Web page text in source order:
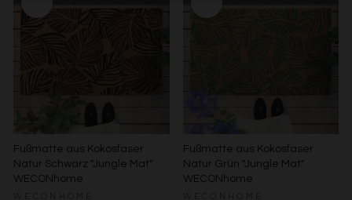
Fußmatte aus Kokosfaser
Natur Schwarz "Jungle Mat"
WECONhome
Fußmatte aus Kokosfaser
Natur Grün "Jungle Mat"
WECONhome
Sie jederzeit widerrufen, indem Sie auf den
Verwendung reduzierter Daten zur Auswahl von
Werbeanzeigen
Erstellung von Profilen für personalisierte Werbung
Verwendung von Profilen zur Auswahl personalisierter
Werbung